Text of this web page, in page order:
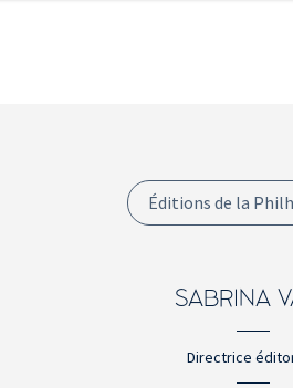
Éditions de la
SABRINA
Directrice